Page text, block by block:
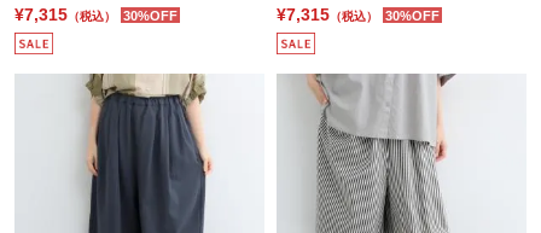
¥7,315 （税込） 30%OFF
¥7,315 （税込） 30%OFF